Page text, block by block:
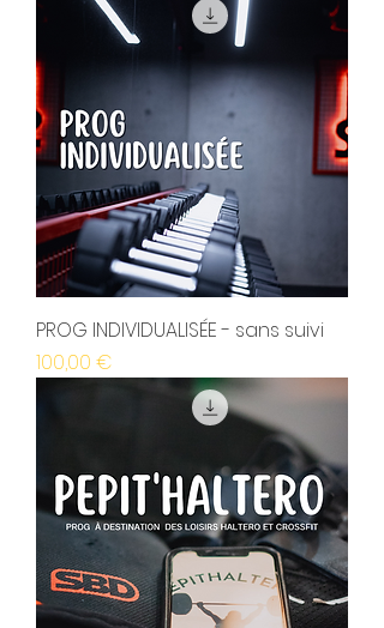
PROG INDIVIDUALISÉE - sans suivi
Prix
100,00 €